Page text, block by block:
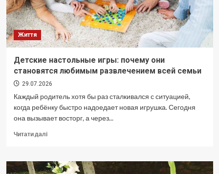
личным
драмам
Життя
Детские настольные игры: почему они
становятся любимым развлечением всей семьи
29.07.2026
Каждый родитель хотя бы раз сталкивался с ситуацией,
когда ребёнку быстро надоедает новая игрушка. Сегодня
она вызывает восторг, а через...
Читати даліДокладніше
настольные
игры: